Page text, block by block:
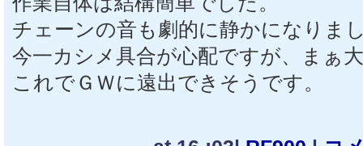
チェーンの音も劇的に静かになりま
今一カシメ具合が心配ですが、まぁ
これでＧＷに遠出できそうです。